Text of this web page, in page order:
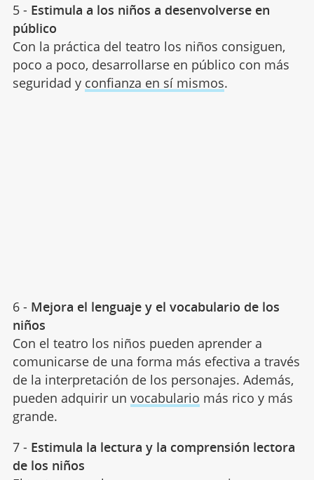
5 - Estimula a los niños a desenvolverse en
público
Con la práctica del teatro los niños consiguen,
poco a poco, desarrollarse en público con más
seguridad y confianza en sí mismos.
6 - Mejora el lenguaje y el vocabulario de los
niños
Con el teatro los niños pueden aprender a
comunicarse de una forma más efectiva a través
de la interpretación de los personajes. Además,
pueden adquirir un vocabulario más rico y más
grande.
7 - Estimula la lectura y la comprensión lectora
de los niños